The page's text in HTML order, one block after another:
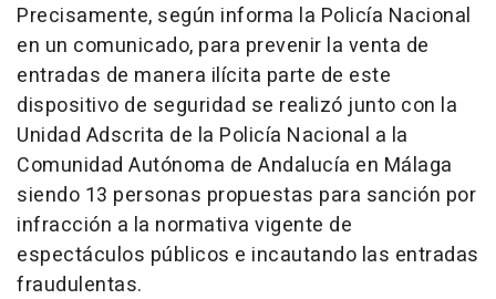
Precisamente, según informa la Policía Nacional
en un comunicado, para prevenir la venta de
entradas de manera ilícita parte de este
dispositivo de seguridad se realizó junto con la
Unidad Adscrita de la Policía Nacional a la
Comunidad Autónoma de Andalucía en Málaga
siendo 13 personas propuestas para sanción por
infracción a la normativa vigente de
espectáculos públicos e incautando las entradas
fraudulentas.